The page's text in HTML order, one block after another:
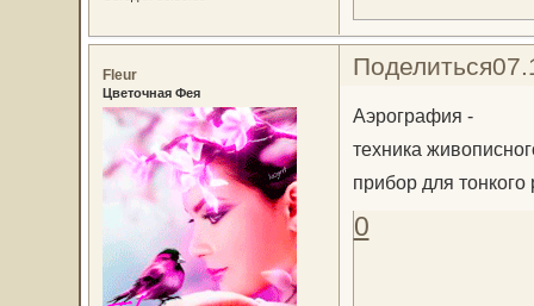
Поделиться
Fleur
Цветочная Фея
Аэрография -
техника
прибор для
0